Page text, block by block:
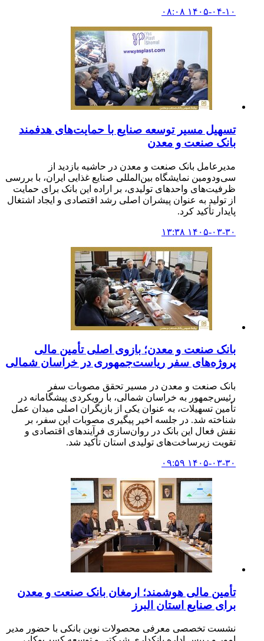
۱۴۰۵-۰۴-۱۰ ۰۸:۰۸
تسهیل مسیر توسعه صنایع با حمایت‌های هدفمند
بانک صنعت و معدن
مدیرعامل بانک صنعت و معدن در حاشیه بازدید از
سی‌ودومین نمایشگاه بین‌المللی صنایع غذایی ایران، با بررسی
ظرفیت‌های واحدهای تولیدی، بر اراده این بانک برای حمایت
از تولید به عنوان پیشران اصلی رشد اقتصادی و ایجاد اشتغال
پایدار تأکید کرد.
۱۴۰۵-۰۳-۳۰ ۱۳:۳۸
بانک صنعت و معدن؛ بازوی اصلی تأمین مالی
پروژه‌های سفر ریاست‌جمهوری در خراسان شمالی
بانک صنعت و معدن در مسیر تحقق مصوبات سفر
رئیس‌جمهور به خراسان شمالی، با رویکردی پیشگامانه در
تأمین تسهیلات، به عنوان یکی از بازیگران اصلی میدان عمل
شناخته شد. در جلسه اخیر پیگیری مصوبات این سفر، بر
نقش فعال این بانک در روان‌سازی فرآیندهای اقتصادی و
تقویت زیرساخت‌های تولیدی استان تأکید شد.
۱۴۰۵-۰۳-۳۰ ۰۹:۵۹
تأمین مالی هوشمند؛ ارمغان بانک صنعت و معدن
برای صنایع استان البرز
نشست تخصصی معرفی محصولات نوین بانکی با حضور مدیر